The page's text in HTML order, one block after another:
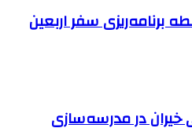
برنامه‌ریزی سفر اربعین